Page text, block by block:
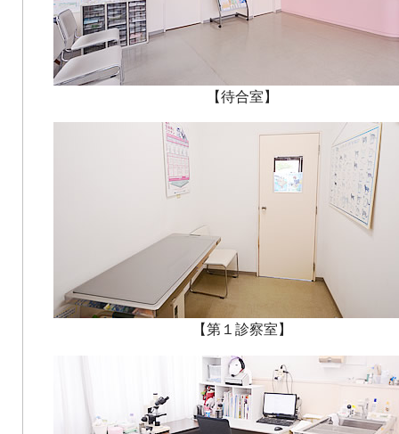
【待合室】
【第１診察室】